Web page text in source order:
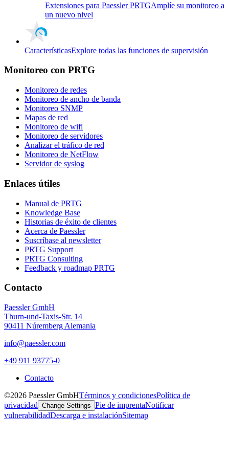
Extensiones para Paessler PRTGAmplíe su monitoreo a
un nuevo nivel
CaracterísticasExplore todas las funciones de supervisión
Monitoreo con PRTG
Monitoreo de redes
Monitoreo de ancho de banda
Monitoreo SNMP
Mapas de red
Monitoreo de wifi
Monitoreo de servidores
Analizar el tráfico de red
Monitoreo de NetFlow
Servidor de syslog
Enlaces útiles
Manual de PRTG
Knowledge Base
Historias de éxito de clientes
Acerca de Paessler
Suscríbase al newsletter
PRTG Support
PRTG Consulting
Feedback y roadmap PRTG
Contacto
Paessler GmbH
Thurn-und-Taxis-Str. 14
90411 Núremberg Alemania
info@paessler.com
+49 911 93775-0
Contacto
©2026 Paessler GmbHTérminos y condicionesPolítica de
privacidad Change Settings Pie de imprentaNotificar
vulnerabilidadDescarga e instalaciónSitemap